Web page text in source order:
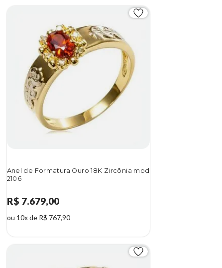
Anel de Formatura Ouro 18K Zircônia mod
2106
R$ 7.679,00
ou 10x de R$ 767,90